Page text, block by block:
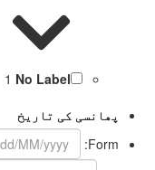
No Label
1
پھانسی کی تاریخ
Form: